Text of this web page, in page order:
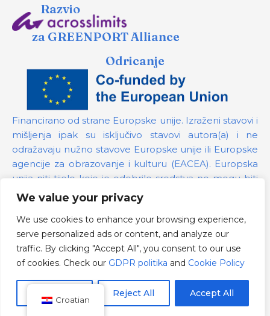
We value your privacy
We use cookies to enhance your browsing experience,
serve personalized ads or content, and analyze our
traffic. By clicking "Accept All", you consent to our use
of cookies. Check our GDPR politika and Cookie Policy
Reject All Accept All
Razvio
za GREENPORT Alliance
Odricanje
Financirano od strane Europske unije. Izraženi stavovi i
mišljenja ipak su isključivo stavovi autora(a) i ne
odražavaju nužno stavove Europske unije ili Europske
agencije za obrazovanje i kulturu (EACEA). Europska
unija niti tijelo koje je odobrilo sredstva ne mogu biti
odgovorni za te stavove.
Broj projekta:101139879
GDPR politika
Cookie Policy
Croatian